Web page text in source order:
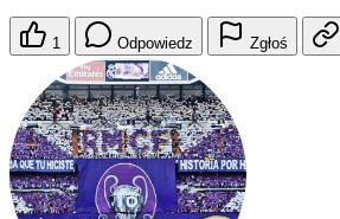
1 Odpowiedz Zgłoś